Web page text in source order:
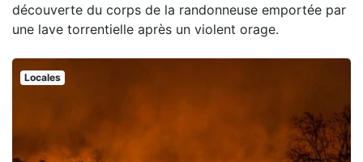
découverte du corps de la randonneuse emportée par
une lave torrentielle après un violent orage.
Locales